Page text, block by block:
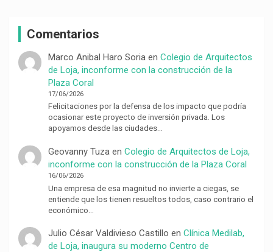
Comentarios
Marco Anibal Haro Soriaen Colegio de Arquitectos
de Loja, inconforme con la construcción de la
Plaza Coral
17/06/2026
Felicitaciones por la defensa de los impacto que podría
ocasionar este proyecto de inversión privada. Los
apoyamos desde las ciudades…
Geovanny Tuzaen Colegio de Arquitectos de Loja,
inconforme con la construcción de la Plaza Coral
16/06/2026
Una empresa de esa magnitud no invierte a ciegas, se
entiende que los tienen resueltos todos, caso contrario el
económico…
Julio César Valdivieso Castillo en Clínica Medilab,
de Loja, inaugura su moderno Centro de